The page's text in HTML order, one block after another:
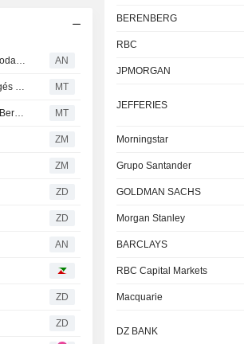
Citi et Exane abaissent leur recommandation sur HSBC ; LBBW dégrade Vodafone AN
Rio Tinto relevé à l'achat par Berenberg après des résultats semestriels jugés " rafraîchissants » ; l'objectif de cours est relevé MT
L'action Rio Tinto progresse après un relèvement de recommandation par Berenberg MT
ZM
ZM
ZD
ZD
AN
ZD
ZD
BERENBERG
RBC
JPMORGAN
JEFFERIES
Morningstar
Grupo Santander
GOLDMAN SACHS
Morgan Stanley
BARCLAYS
RBC Capital Markets
Macquarie
DZ BANK